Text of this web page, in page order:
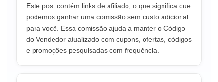
Este post contém links de afiliado, o que significa que
podemos ganhar uma comissão sem custo adicional
para você. Essa comissão ajuda a manter o Código
do Vendedor atualizado com cupons, ofertas, códigos
e promoções pesquisadas com frequência.